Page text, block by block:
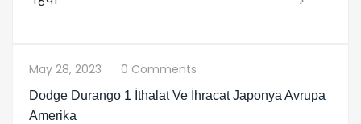
May 28, 2023 0 Comments
Dodge Durango 1 İthalat Ve İhracat Japonya Avrupa
Amerika